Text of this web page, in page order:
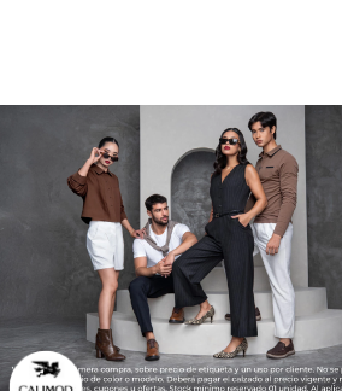
Escribe un comentario